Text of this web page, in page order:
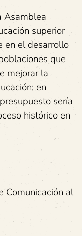
Asamblea
superior
en el desarrollo
que
mejorar la
en
sería
histórico en
Comunicación al